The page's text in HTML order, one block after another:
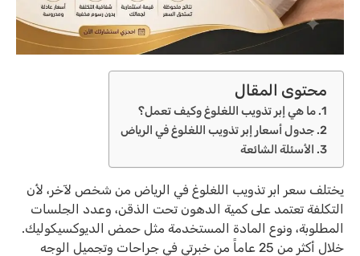
محتوى المقال
ما هي إبر تذويب اللغلوغ وكيف تعمل؟
جدول أسعار إبر تذويب اللغلوغ في الرياض
الأسئلة الشائعة
يختلف سعر ابر تذويب اللغلوغ في الرياض من شخص لآخر، لأن
التكلفة تعتمد على كمية الدهون تحت الذقن، وعدد الجلسات
المطلوبة، ونوع المادة المستخدمة مثل حمض الديوكسيكوليك.
خلال أكثر من 25 عاماً من خبرتي في جراحات وتجميل الوجه